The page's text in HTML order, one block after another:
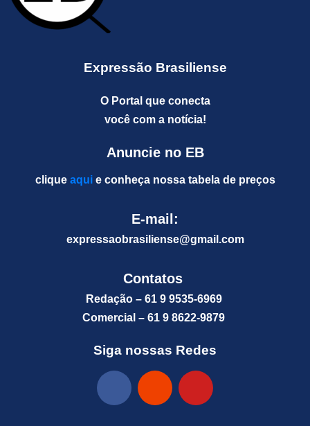
Expressão Brasiliense
O Portal que conecta
você com a notícia!
Anuncie no EB
clique aquie conheça nossa tabela de preços
E-mail:
expressaobrasiliense@gmail.com
Contatos
Redação – 61 9 9535-6969
Comercial – 61 9 8622-9879
Siga nossas Redes